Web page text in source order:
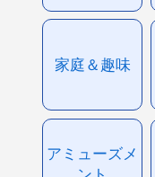
家庭＆趣味
アミューズメ